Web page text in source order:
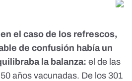
el caso de los refrescos,
de confusión había un
la balanza: el de las
años vacunadas. De los 301